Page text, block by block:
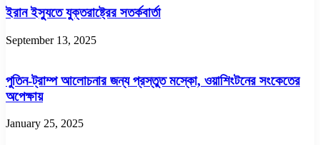
ইরান ইস্যুতে যুক্তরাষ্ট্রের সতর্কবার্তা
September 13, 2025
পুতিন-ট্রাম্প আলোচনার জন্য প্রস্তুত মস্কো, ওয়াশিংটনের সংকেতের
অপেক্ষায়
January 25, 2025